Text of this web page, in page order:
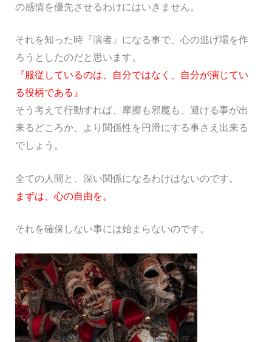
の感情を優先させるわけにはいきません。
それを知った時『演者』になる事で、心の逃げ場を作
ろうとしたのだと思います。
『服従しているのは、自分ではなく、自分が演じてい
る役柄である』
そう考えて行動すれば、摩擦も邪魔も、避ける事が出
来るどころか、より関係性を円滑にする事さえ出来る
でしょう。
全ての人間と、深い関係になるわけはないのです。
まずは、心の自由を。
それを確保しない事には始まらないのです。